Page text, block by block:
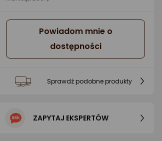
Powiadom mnie o
dostępności
Sprawdź podobne produkty
ZAPYTAJ EKSPERTÓW